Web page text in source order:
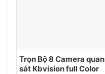
Trọn Bộ 8 Camera quan
sát Kbvision full Color